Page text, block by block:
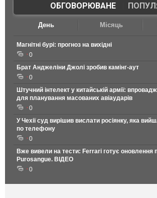
ОБГОВОРЮВАНЕ|
День Місяць
Магнітні бурі: прогноз на вихідні
0
Брат Анджеліни Джолі зробив камінг-аут
0
Штучний інтелект у китайській армії:
для планування масованих авіаударів
0
У Чехії суд вирішив вислати росіянку, яка
по телефону
0
Вже вивели на тести: Ferrari готує оновлення
Purosangue. ВІДЕО
0